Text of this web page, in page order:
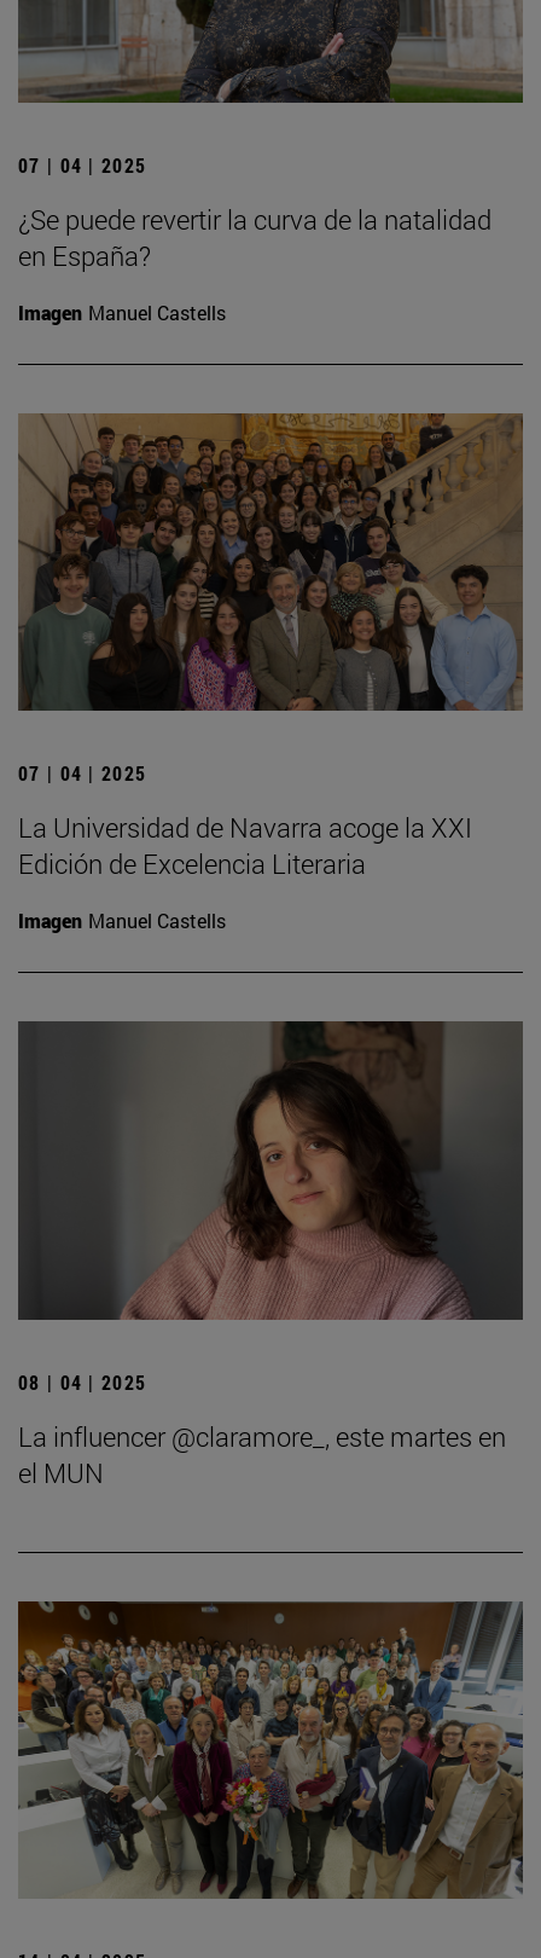
07 | 04 | 2025
¿Se puede revertir la curva de la natalidad
en España?
Imagen Manuel Castells
07 | 04 | 2025
La Universidad de Navarra acoge la XXI
Edición de Excelencia Literaria
Imagen Manuel Castells
08 | 04 | 2025
La influencer @claramore_, este martes en
el MUN